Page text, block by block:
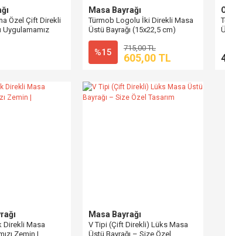
Özel Çift Direkli
Uygulamamız
Masa Bayrağı
Türmob Logolu İki Direkli Masa
Üstü Bayrağı (15x22,5 cm)
%15 715,00 TL
605,00 TL
Direkli Masa
Zemin |
Masa Bayrağı
V Tipi (Çift Direkli) Lüks Masa
Üstü Bayrağı – Size Özel